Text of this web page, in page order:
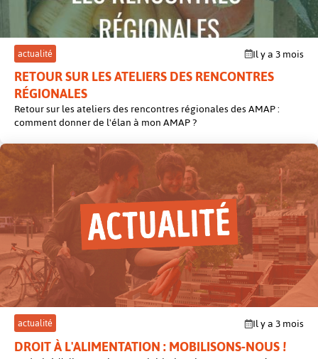
actualité Il y a 3 mois
RETOUR SUR LES ATELIERS DES RENCONTRES
RÉGIONALES
Retour sur les ateliers des rencontres régionales des AMAP :
comment donner de l'élan à mon AMAP ?
post
actualité Il y a 3 mois
DROIT À L'ALIMENTATION : MOBILISONS-NOUS !